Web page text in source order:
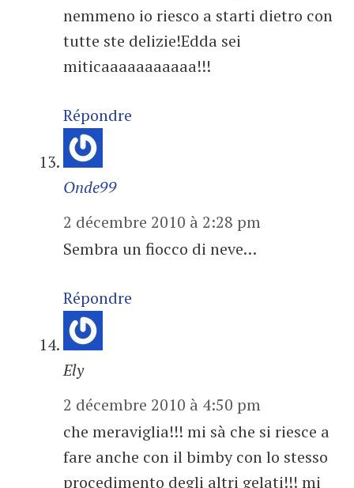
nemmeno io riesco a starti dietro con
tutte ste delizie!Edda sei
miticaaaaaaaaaaa!!!
Répondre
Onde99
2 décembre 2010 à 2:28 pm
Sembra un fiocco di neve…
Répondre
Ely
2 décembre 2010 à 4:50 pm
che meraviglia!!! mi sà che si riesce a
fare anche con il bimby con lo stesso
procedimento degli altri gelati!!! mi